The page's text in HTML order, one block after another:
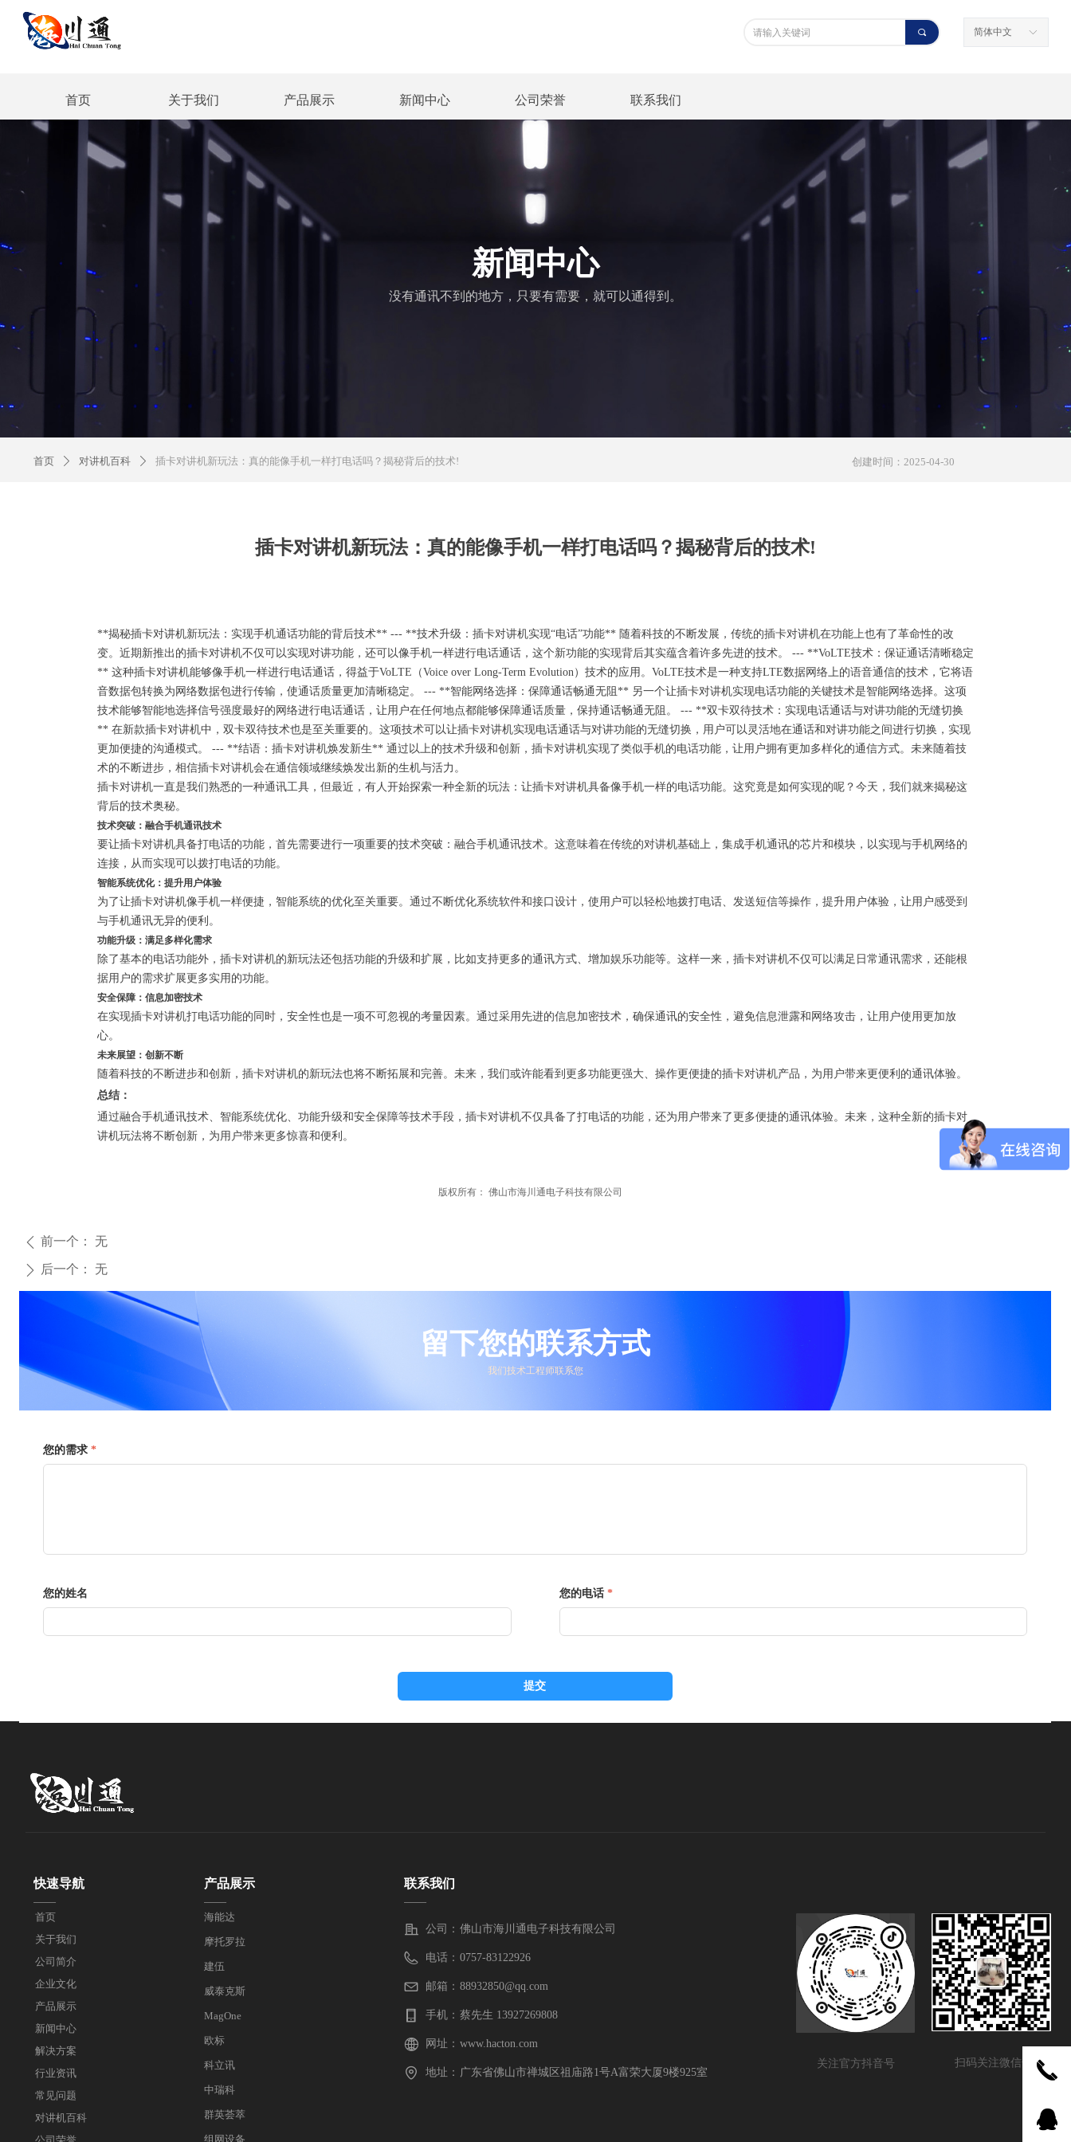
끠 ꀅ
简体中文
首页
首页
关于我们
关于我们
产品展示 新闻中心 公司荣誉
公司荣誉
联系我们
插卡对讲机新玩法：真的能像手机一样打电话吗？揭秘背后的技术!
**揭秘插卡对讲机新玩法：实现手机通话功能的背后技术** --- **技术升级：插卡对讲机实现“电话”功能** 随着科技的不断发展，传统的插卡对讲机在功能上也有了革命性的改
变。近期新推出的插卡对讲机不仅可以实现对讲功能，还可以像手机一样进行电话通话，这个新功能的实现背后其实蕴含着许多先进的技术。 --- **VoLTE技术：保证通话清晰稳定
** 这种插卡对讲机能够像手机一样进行电话通话，得益于VoLTE（Voice over Long-Term Evolution）技术的应用。VoLTE技术是一种支持LTE数据网络上的语音通信的技术，它将语
音数据包转换为网络数据包进行传输，使通话质量更加清晰稳定。 --- **智能网络选择：保障通话畅通无阻** 另一个让插卡对讲机实现电话功能的关键技术是智能网络选择。这项
技术能够智能地选择信号强度最好的网络进行电话通话，让用户在任何地点都能够保障通话质量，保持通话畅通无阻。 --- **双卡双待技术：实现电话通话与对讲功能的无缝切换
** 在新款插卡对讲机中，双卡双待技术也是至关重要的。这项技术可以让插卡对讲机实现电话通话与对讲功能的无缝切换，用户可以灵活地在通话和对讲功能之间进行切换，实现
更加便捷的沟通模式。 --- **结语：插卡对讲机焕发新生** 通过以上的技术升级和创新，插卡对讲机实现了类似手机的电话功能，让用户拥有更加多样化的通信方式。未来随着技
术的不断进步，相信插卡对讲机会在通信领域继续焕发出新的生机与活力。
插卡对讲机一直是我们熟悉的一种通讯工具，但最近，有人开始探索一种全新的玩法：让插卡对讲机具备像手机一样的电话功能。这究竟是如何实现的呢？今天，我们就来揭秘这
背后的技术奥秘。
技术突破：融合手机通讯技术
要让插卡对讲机具备打电话的功能，首先需要进行一项重要的技术突破：融合手机通讯技术。这意味着在传统的对讲机基础上，集成手机通讯的芯片和模块，以实现与手机网络的
连接，从而实现可以拨打电话的功能。
智能系统优化：提升用户体验
为了让插卡对讲机像手机一样便捷，智能系统的优化至关重要。通过不断优化系统软件和接口设计，使用户可以轻松地拨打电话、发送短信等操作，提升用户体验，让用户感受到
与手机通讯无异的便利。
功能升级：满足多样化需求
除了基本的电话功能外，插卡对讲机的新玩法还包括功能的升级和扩展，比如支持更多的通讯方式、增加娱乐功能等。这样一来，插卡对讲机不仅可以满足日常通讯需求，还能根
据用户的需求扩展更多实用的功能。
安全保障：信息加密技术
在实现插卡对讲机打电话功能的同时，安全性也是一项不可忽视的考量因素。通过采用先进的信息加密技术，确保通讯的安全性，避免信息泄露和网络攻击，让用户使用更加放
心。
未来展望：创新不断
随着科技的不断进步和创新，插卡对讲机的新玩法也将不断拓展和完善。未来，我们或许能看到更多功能更强大、操作更便捷的插卡对讲机产品，为用户带来更便利的通讯体验。
总结：
通过融合手机通讯技术、智能系统优化、功能升级和安全保障等技术手段，插卡对讲机不仅具备了打电话的功能，还为用户带来了更多便捷的通讯体验。未来，这种全新的插卡对
讲机玩法将不断创新，为用户带来更多惊喜和便利。
首页 ꄲ 对讲机百科 ꄲ 插卡对讲机新玩法：真的能像手机一样打电话吗？揭秘背后的技术! 创建时间： 2025-04-30
新闻中心
没有通讯不到的地方，只要有需要，就可以通得到。
ꄴ 前一个： 无
ꄲ 后一个： 无
留下您的联系方式
我们技术工程师联系您
您的需求 *
您的姓名 您的电话 *
提交
版权所有： 佛山市海川通电子科技有限公司
快速导航
——
首页
关于我们
公司简介
企业文化
产品展示
新闻中心
解决方案
行业资讯
常见问题
对讲机百科
海能达
摩托罗拉
建伍
威泰克斯
MagOne
欧标
科立讯
中瑞科
群英荟萃
组网设备
产品展示
——
关注官方抖音号 扫码关注微信号
联系我们
——
公司： 佛山市海川通电子科技有限公司
电话： 0757-83122926
邮箱： 88932850@qq.com
手机： 蔡先生 13927269808
网址： www.hacton.com
地址： 广东省佛山市禅城区祖庙路1号A富荣大厦9楼925室 끅
뀩